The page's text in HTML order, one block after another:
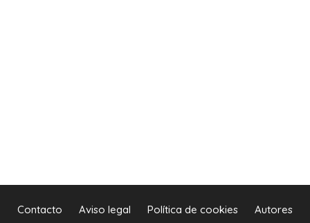
Contacto Aviso legal Política de cookies Autores